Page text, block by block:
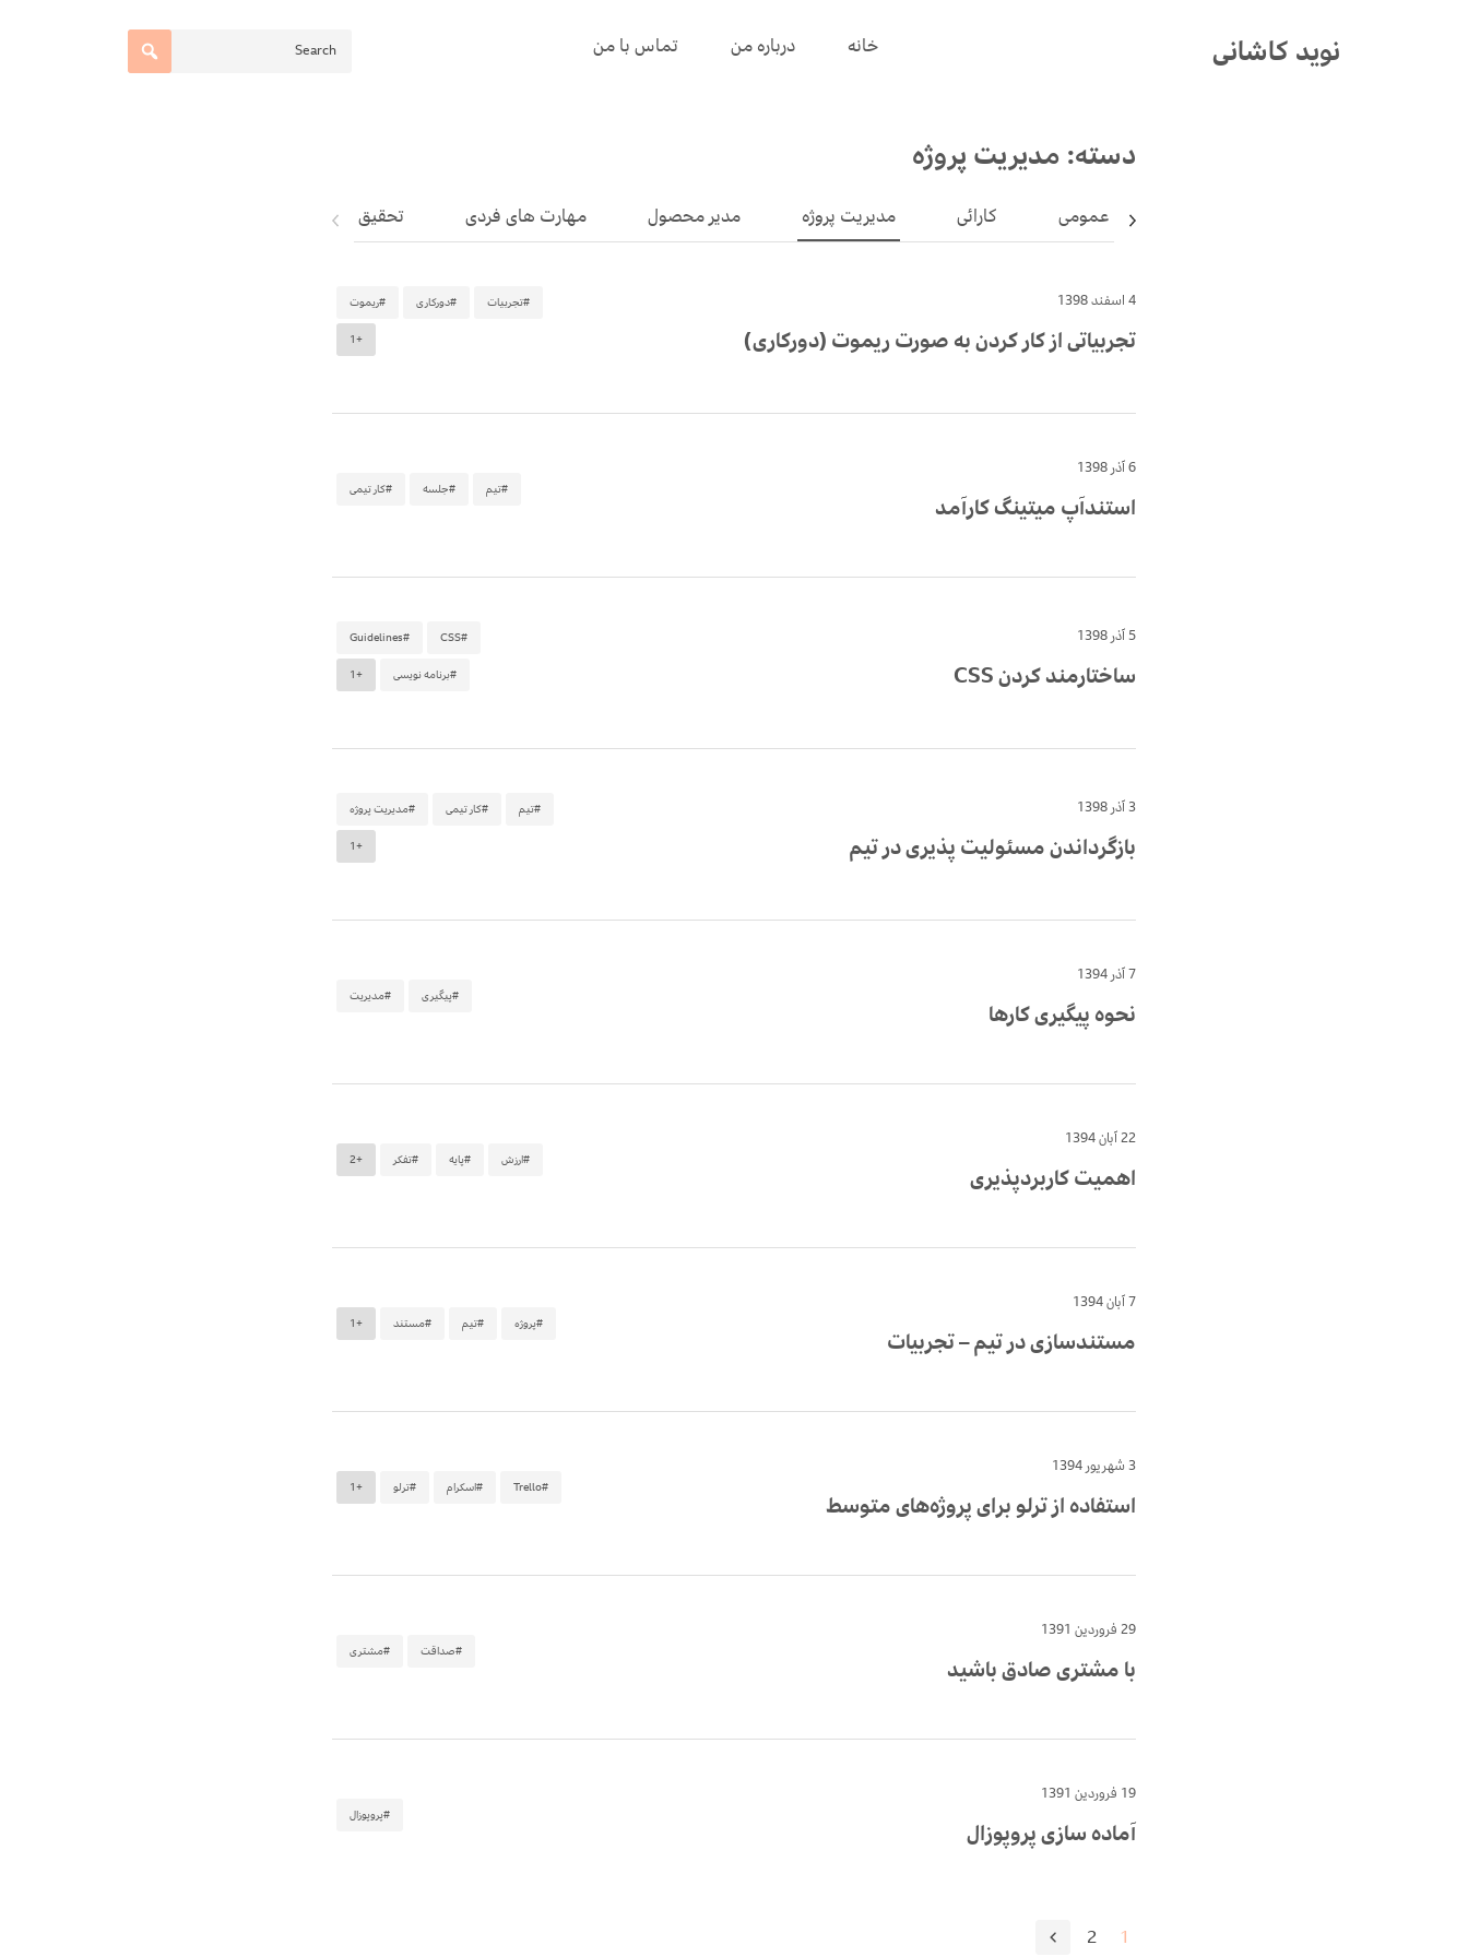
نوید کاشانی خانه درباره من تماس با من
دسته: مدیریت پروژه
عمومی کارائی مدیریت پروژه مدیر محصول مهارت های فردی تحقیق و توسعه
4 اسفند 1398
تجربیاتی از کار کردن به صورت ریموت (دورکاری)
#تجربیات #دورکاری #ریموت
+1
6 آذر 1398
استندآپ میتینگ کارآمد
#تیم #جلسه #کار تیمی
5 آذر 1398
ساختارمند کردن CSS
#CSS
#Guidelines
#برنامه نویسی +1
3 آذر 1398
بازگرداندن مسئولیت پذیری در تیم
#تیم #کار تیمی #مدیریت پروژه
+1
7 آذر 1394
نحوه پیگیری کارها
#پیگیری #مدیریت
22 آبان 1394
اهمیت کاربردپذیری
#ارزش #پایه #تفکر +2
7 آبان 1394
مستندسازی در تیم – تجربیات
#پروژه #تیم #مستند +1
3 شهریور 1394
استفاده از ترلو برای پروژه‌های متوسط
#Trello #اسکرام #ترلو +1
29 فروردین 1391
با مشتری صادق باشید
#صداقت #مشتری
19 فروردین 1391
آماده سازی پروپوزال
#پروپوزال
1
2